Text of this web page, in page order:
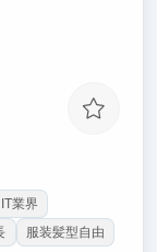
IT業界
服装髪型自由